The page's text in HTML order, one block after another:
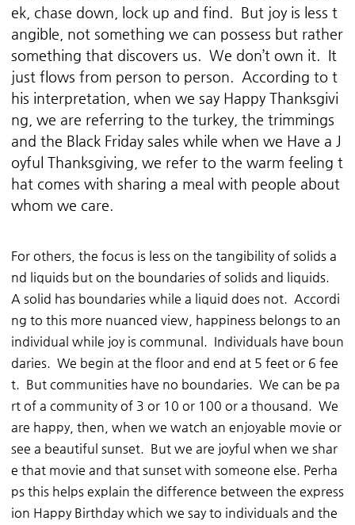
ek, chase down, lock up and find. But joy is less t
angible, not something we can possess but rather
something that discovers us. We don’t own it. It
just flows from person to person. According to t
his interpretation, when we say Happy Thanksgivi
ng, we are referring to the turkey, the trimmings
and the Black Friday sales while when we Have a J
oyful Thanksgiving, we refer to the warm feeling t
hat comes with sharing a meal with people about
whom we care.
For others, the focus is less on the tangibility of solids a
nd liquids but on the boundaries of solids and liquids.
A solid has boundaries while a liquid does not. Accordi
ng to this more nuanced view, happiness belongs to an
individual while joy is communal. Individuals have boun
daries. We begin at the floor and end at 5 feet or 6 fee
t. But communities have no boundaries. We can be pa
rt of a community of 3 or 10 or 100 or a thousand. We
are happy, then, when we watch an enjoyable movie or
see a beautiful sunset. But we are joyful when we shar
e that movie and that sunset with someone else. Perha
ps this helps explain the difference between the express
ion Happy Birthday which we say to individuals and the